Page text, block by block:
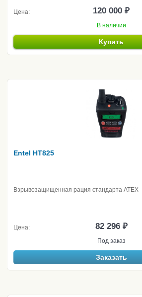
Цена: 120 000 ₽
В наличии
Купить
Entel HT825
Взрывозащищенная рация стандарта ATEX
Цена: 82 296 ₽
Под заказ
Заказать